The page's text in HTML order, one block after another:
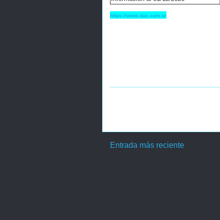
https://www.dae.com.ar
Entrada más reciente